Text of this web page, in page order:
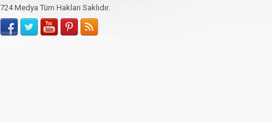
724 Medya Tüm Hakları Saklıdır.